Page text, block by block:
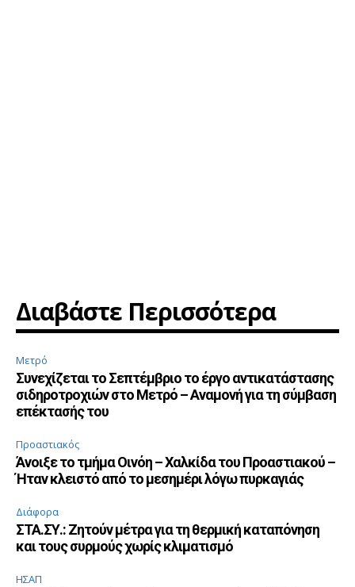
Διαβάστε Περισσότερα
Μετρό
Συνεχίζεται το Σεπτέμβριο το έργο αντικατάστασης
σιδηροτροχιών στο Μετρό – Αναμονή για τη σύμβαση
επέκτασής του
Προαστιακός
Άνοιξε το τμήμα Οινόη – Χαλκίδα του Προαστιακού –
Ήταν κλειστό από το μεσημέρι λόγω πυρκαγιάς
Διάφορα
ΣΤΑ.ΣΥ.: Ζητούν μέτρα για τη θερμική καταπόνηση
και τους συρμούς χωρίς κλιματισμό
ΗΣΑΠ